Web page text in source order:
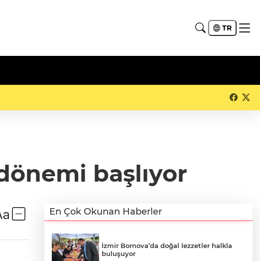
TR
başlıyor
En Çok Okunan Haberler
İzmir Bornova’da doğal lezzetler halkla
buluşuyor